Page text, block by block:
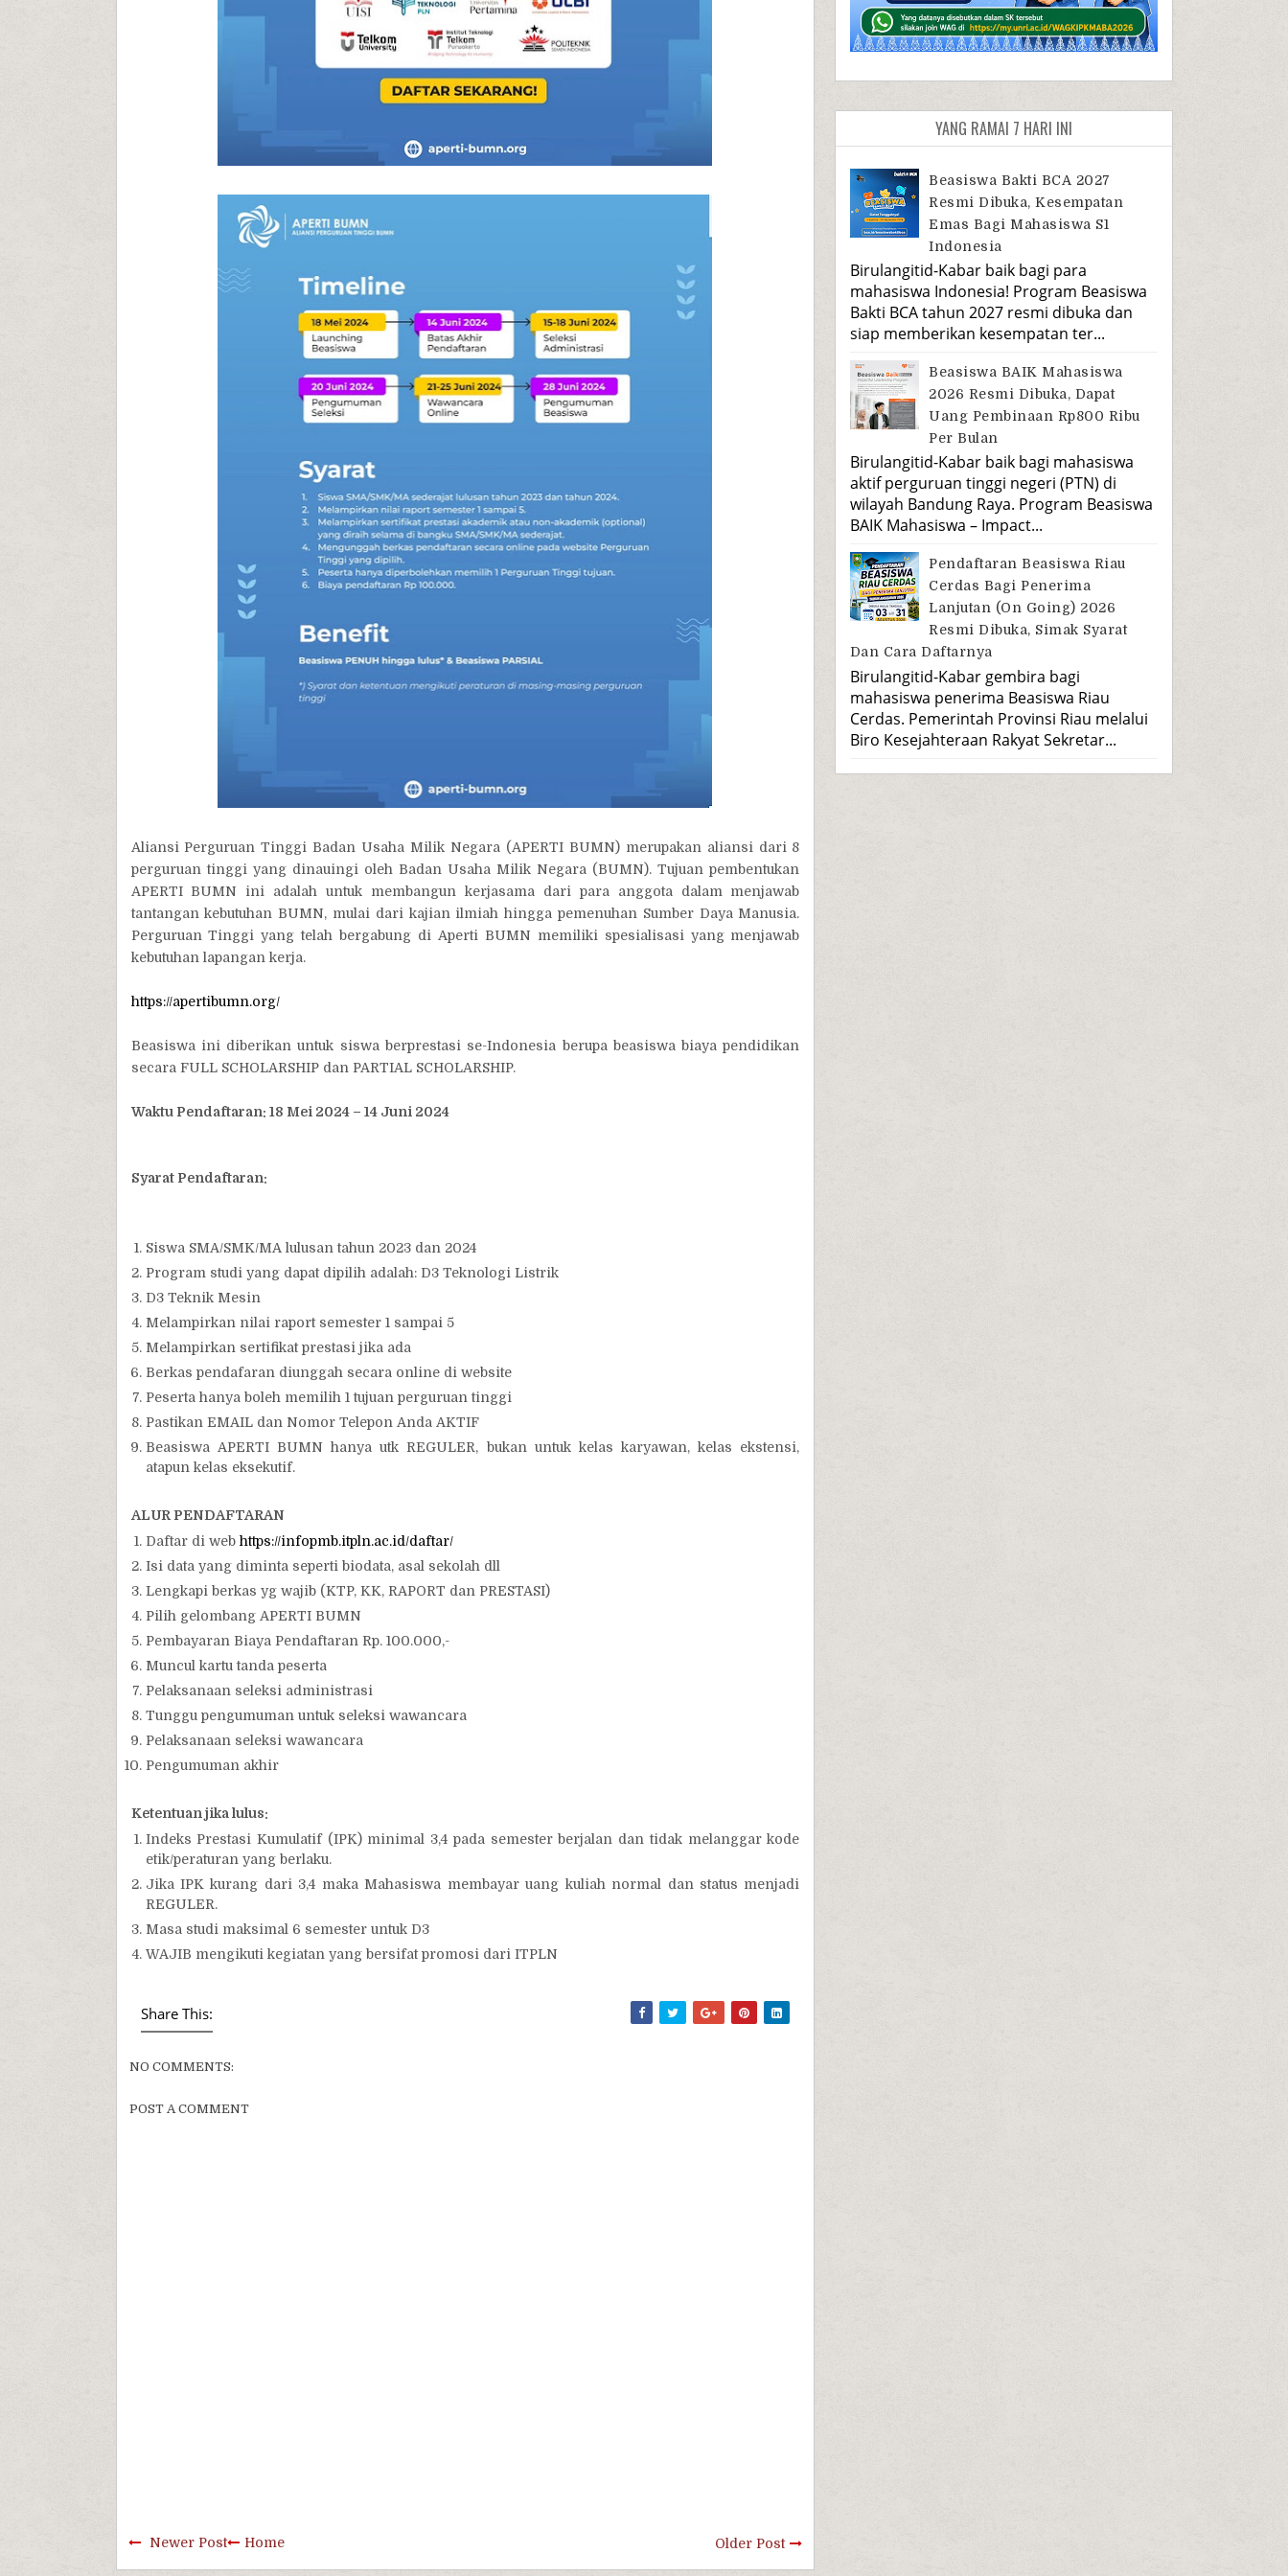
Aliansi Perguruan Tinggi Badan Usaha Milik Negara (APERTI BUMN) merupakan aliansi dari 8
perguruan tinggi yang dinauingi oleh Badan Usaha Milik Negara (BUMN). Tujuan pembentukan
APERTI BUMN ini adalah untuk membangun kerjasama dari para anggota dalam menjawab
tantangan kebutuhan BUMN, mulai dari kajian ilmiah hingga pemenuhan Sumber Daya Manusia.
Perguruan Tinggi yang telah bergabung di Aperti BUMN memiliki spesialisasi yang menjawab
kebutuhan lapangan kerja.
https://apertibumn.org/
Beasiswa ini diberikan untuk siswa berprestasi se-Indonesia berupa beasiswa biaya pendidikan
secara FULL SCHOLARSHIP dan PARTIAL SCHOLARSHIP.
Waktu Pendaftaran: 18 Mei 2024 – 14 Juni 2024
Syarat Pendaftaran:
Siswa SMA/SMK/MA lulusan tahun 2023 dan 2024
Program studi yang dapat dipilih adalah: D3 Teknologi Listrik
D3 Teknik Mesin
Melampirkan nilai raport semester 1 sampai 5
Melampirkan sertifikat prestasi jika ada
Berkas pendafaran diunggah secara online di website
Peserta hanya boleh memilih 1 tujuan perguruan tinggi
Pastikan EMAIL dan Nomor Telepon Anda AKTIF
Beasiswa APERTI BUMN hanya utk REGULER, bukan untuk kelas karyawan, kelas ekstensi,
atapun kelas eksekutif.
ALUR PENDAFTARAN
Daftar di web https://infopmb.itpln.ac.id/daftar/
Isi data yang diminta seperti biodata, asal sekolah dll
Lengkapi berkas yg wajib (KTP, KK, RAPORT dan PRESTASI)
Pilih gelombang APERTI BUMN
Pembayaran Biaya Pendaftaran Rp. 100.000,-
Muncul kartu tanda peserta
Pelaksanaan seleksi administrasi
Tunggu pengumuman untuk seleksi wawancara
Pelaksanaan seleksi wawancara
Pengumuman akhir
Ketentuan jika lulus:
Indeks Prestasi Kumulatif (IPK) minimal 3,4 pada semester berjalan dan tidak melanggar kode
etik/peraturan yang berlaku.
Jika IPK kurang dari 3,4 maka Mahasiswa membayar uang kuliah normal dan status menjadi
REGULER.
Masa studi maksimal 6 semester untuk D3
WAJIB mengikuti kegiatan yang bersifat promosi dari ITPLN
Share This:
NO COMMENTS:
POST A COMMENT
Newer Post Older Post
Home
YANG RAMAI 7 HARI INI
Beasiswa Bakti BCA 2027
Resmi Dibuka, Kesempatan
Emas Bagi Mahasiswa S1
Indonesia
Birulangitid-Kabar baik bagi para
mahasiswa Indonesia! Program Beasiswa
Bakti BCA tahun 2027 resmi dibuka dan
siap memberikan kesempatan ter...
Beasiswa BAIK Mahasiswa
2026 Resmi Dibuka, Dapat
Uang Pembinaan Rp800 Ribu
Per Bulan
Birulangitid-Kabar baik bagi mahasiswa
aktif perguruan tinggi negeri (PTN) di
wilayah Bandung Raya. Program Beasiswa
BAIK Mahasiswa – Impact...
Pendaftaran Beasiswa Riau
Cerdas Bagi Penerima
Lanjutan (On Going) 2026
Resmi Dibuka, Simak Syarat
Dan Cara Daftarnya
Birulangitid-Kabar gembira bagi
mahasiswa penerima Beasiswa Riau
Cerdas. Pemerintah Provinsi Riau melalui
Biro Kesejahteraan Rakyat Sekretar...